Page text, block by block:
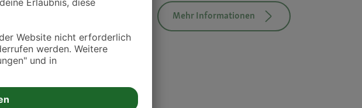
10:00 - 19:00
10:00 - 19:00
10:00 - 19:00
Mehr Informationen